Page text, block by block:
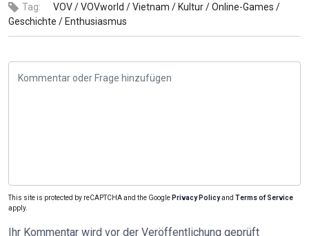
Tag: VOV /VOVworld /Vietnam / Kultur /Online-Games /
Geschichte / Enthusiasmus
This site is protected by reCAPTCHA and the Google Privacy Policyand Terms of Service
apply.
Ihr Kommentar wird vor der Veröffentlichung geprüft